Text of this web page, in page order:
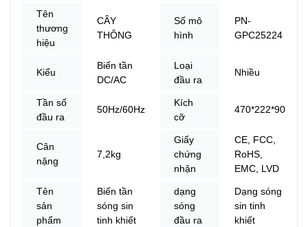
Tên
thương
hiệu
CÂY
THÔNG
Số mô
hình
PN-
GPC25224
Kiểu
Biến tần
DC/AC
Loại
đầu ra
Nhiều
Tần số
đầu ra
50Hz/60Hz
Kích
cỡ
470*222*90
Cân
nặng
7,2kg
Giấy
chứng
nhận
CE, FCC,
RoHS,
EMC, LVD
Tên
sản
phẩm
Biến tần
sóng sin
tinh khiết
dạng
sóng
đầu ra
Dạng sóng
sin tinh
khiết